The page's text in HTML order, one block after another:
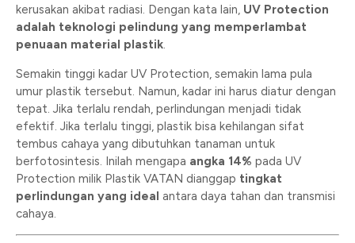
kerusakan akibat radiasi. Dengan kata lain, UV Protection
adalah teknologi pelindung yang memperlambat
penuaan material plastik.
Semakin tinggi kadar UV Protection, semakin lama pula
umur plastik tersebut. Namun, kadar ini harus diatur dengan
tepat. Jika terlalu rendah, perlindungan menjadi tidak
efektif. Jika terlalu tinggi, plastik bisa kehilangan sifat
tembus cahaya yang dibutuhkan tanaman untuk
berfotosintesis. Inilah mengapa angka 14% pada UV
Protection milik Plastik VATAN dianggap tingkat
perlindungan yang ideal antara daya tahan dan transmisi
cahaya.